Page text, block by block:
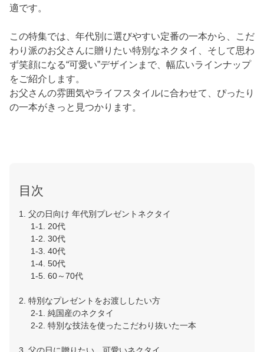
適です。
この特集では、年代別に選びやすい定番の一本から、こだ
わり派のお父さんに贈りたい特別なネクタイ、そして思わ
ず笑顔になる“可愛い”デザインまで、幅広いラインナップ
をご紹介します。
お父さんの雰囲気やライフスタイルに合わせて、ぴったり
の一本がきっと見つかります。
目次
1. 父の日向け 年代別プレゼントネクタイ
1-1. 20代
1-2. 30代
1-3. 40代
1-4. 50代
1-5. 60～70代
2. 特別なプレゼントをお渡ししたい方
2-1. 純国産のネクタイ
2-2. 特別な技法を使ったこだわり抜いた一本